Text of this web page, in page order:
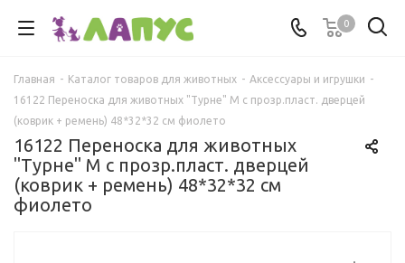
0
Главная - Каталог товаров для животных - Аксессуары и игрушки -
16122 Переноска для животных "Турне" M с прозр.пласт. дверцей
(коврик + ремень) 48*32*32 см фиолето
16122 Переноска для животных
"Турне" M с прозр.пласт. дверцей
(коврик + ремень) 48*32*32 см
фиолето